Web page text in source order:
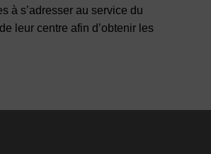
à s’adresser au service du
leur centre afin d’obtenir les